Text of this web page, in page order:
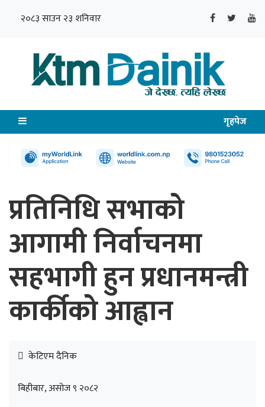
२०८३ साउन २३ शनिवार
गृहपेज
प्रतिनिधि सभाको
आगामी निर्वाचनमा
सहभागी हुन प्रधानमन्त्री
कार्कीको आह्वान
केटिएम दैनिक
बिहीबार, असोज ९ २०८२